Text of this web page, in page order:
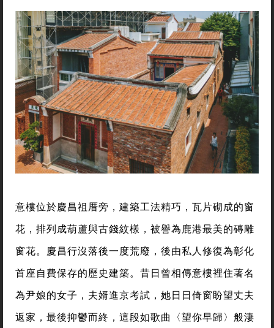
意樓位於慶昌祖厝旁，建築工法精巧，瓦片砌成的窗
花，排列成葫蘆與古錢紋樣，被譽為鹿港最美的磚雕
窗花。慶昌行沒落後一度荒廢，後由私人修復為彰化
首座自費保存的歷史建築。昔日曾相傳意樓裡住著名
為尹娘的女子，夫婿進京考試，她日日倚窗盼望丈夫
返家，最後抑鬱而終，這段如歌曲〈望你早歸〉般淒